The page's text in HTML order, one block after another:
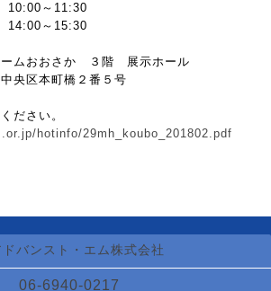
～11:30
～15:30
ムおおさか ３階 展示ホール
町橋２番５号
ださい。
hotinfo/29mh_koubo_201802.pdf
ドバンスト・エム株式会社
06-6940-0217